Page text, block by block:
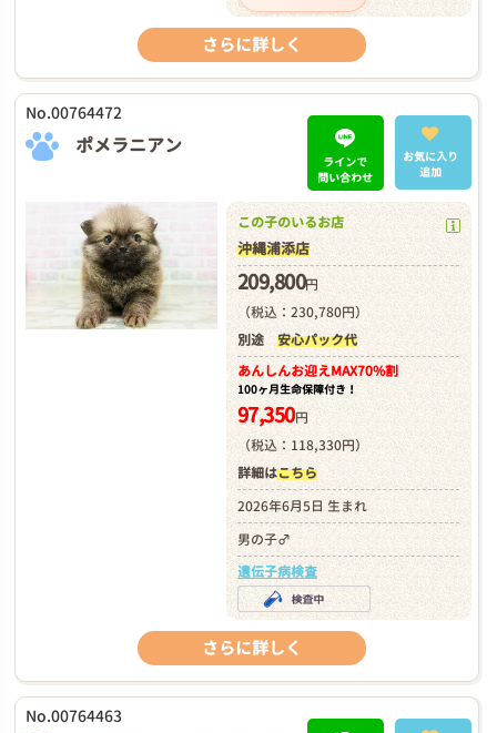
さらに詳しく
No.00764472
ポメラニアン
ラインで
問い合わせ
お気に入り
追加
この子のいるお店
沖縄浦添店
209,800円
（税込：230,780円）
別途 安心パック代
あんしんお迎えMAX70%割
100ヶ月生命保障付き！
97,350円
（税込：118,330円）
詳細はこちら
2026年6月5日 生まれ
男の子♂
遺伝子病検査
さらに詳しく
No.00764463